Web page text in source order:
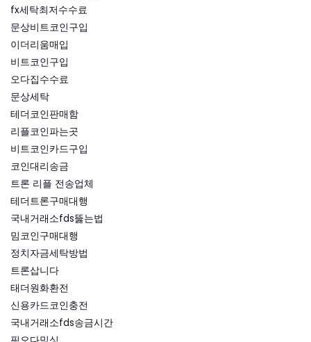
fx세탁최저수수료
문상비트코인구입
이더리움매입
비트코인구입
오다집수수료
문상세탁
테더코인판매함
리플코인파는곳
비트코인카드구입
코인대리송금
트론 리플 전송업체
테더트론구매대행
국내거래소fds뚫는법
밈코인구매대행
정치자금세탁방법
트론삽니다
태더원화환전
신용카드코인충전
국내거래소fds송금시간